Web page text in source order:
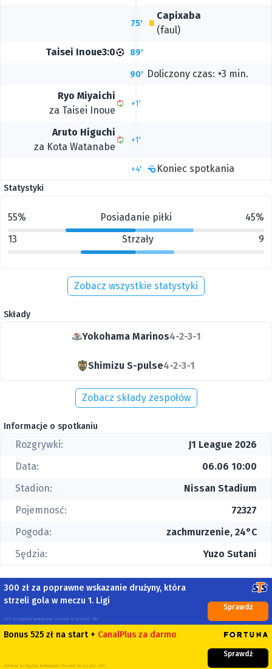
75'
Capixaba
(faul)
3:0
Taisei Inoue 89'
90' Doliczony czas: +3 min.
Ryo Miyaichi
za Taisei Inoue
+1'
Aruto Higuchi
za Kota Watanabe
+1'
+4' Koniec spotkania
Statystyki
55% Posiadanie piłki
45%
13
Strzały 9
Zobacz wszystkie statystyki
Składy
Yokohama Marinos4-2-3-1
Shimizu S-pulse4-2-3-1
Zobacz składy zespołów
Informacje o spotkaniu
Rozgrywki:
J1 League 2026
Data:
06.06 10:00
Stadion:
Nissan Stadium
Pojemnosć:
72327
Pogoda:
zachmurzenie, 24°C
Sędzia:
Yuzo Sutani
300 zł za poprawne wskazanie drużyny, która
strzeli gola w meczu 1. Ligi
STS to legalny bukmacher. Hazard to ryzyko. 18+
Sprawdź
Bonus 525 zł na start + CanalPlus za darmo
Fortuna to legalny bukmacher. Hazard to ryzyko. 18+
Sprawdź